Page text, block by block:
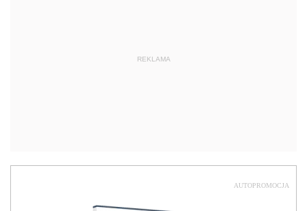
REKLAMA
AUTOPROMOCJA